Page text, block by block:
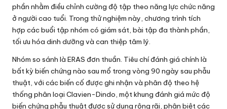
phần nhằm điều chỉnh cường độ tập theo năng lực chức năng
ở người cao tuổi. Trong thử nghiệm này, chương trình tích
hợp các buổi tập nhóm có giám sát, bài tập đa thành phần,
tối ưu hóa dinh dưỡng và can thiệp tâm lý.
Nhóm so sánh là ERAS đơn thuần. Tiêu chí đánh giá chính là
bất kỳ biến chứng nào sau mổ trong vòng 90 ngày sau phẫu
thuật, với các biến cố được ghi nhận và phân độ theo hệ
thống phân loại Clavien-Dindo, một khung đánh giá mức độ
biến chứng phẫu thuật được sử dụng rộng rãi, phân biệt các